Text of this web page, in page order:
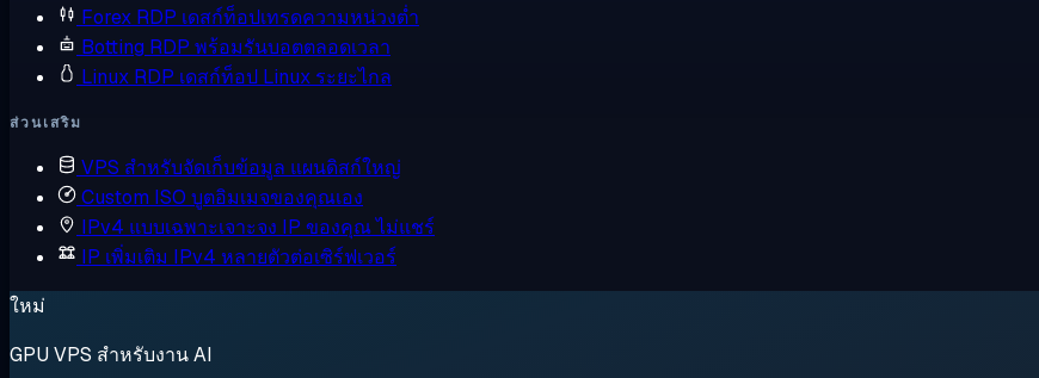
Forex RDP เดสก์ท็อปเทรดความหน่วงต่ำ
Botting RDP พร้อมรันบอตตลอดเวลา
Linux RDP เดสก์ท็อป Linux ระยะไกล
ส่วนเสริม
VPS สำหรับจัดเก็บข้อมูล แผนดิสก์ใหญ่
Custom ISO บูตอิมเมจของคุณเอง
IPv4 แบบเฉพาะเจาะจง IP ของคุณ ไม่แชร์
IP เพิ่มเติม IPv4 หลายตัวต่อเซิร์ฟเวอร์
ใหม่
GPU VPS สำหรับงาน AI